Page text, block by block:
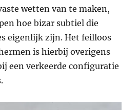
wetten van te maken,
hoe bizar subtiel die
eigenlijk zijn. Het feilloos
is hierbij overigens
een verkeerde configuratie